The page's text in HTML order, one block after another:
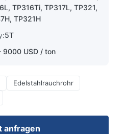
TP316Ti, TP317L, TP321,
TP321H
5T
9000 USD / ton
Edelstahlrauchrohr
anfragen